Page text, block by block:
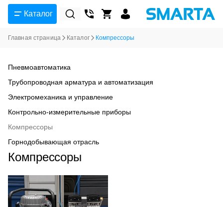
Каталог
Главная страница Каталог Компрессоры
Пневмоавтоматика
Трубопроводная арматура и автоматизация
Электромеханика и управление
Контрольно-измерительные приборы
Компрессоры
Горнодобывающая отрасль
Компрессоры